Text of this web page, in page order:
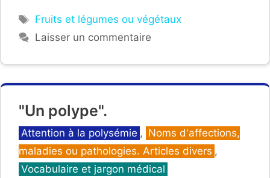
Étiquettes
Fruits et légumes ou végétaux
Laisser un commentaire
"Un polype".
Catégories
Attention à la polysémie , Noms d'affections,
maladies ou pathologies. Articles divers ,
Vocabulaire et jargon médical